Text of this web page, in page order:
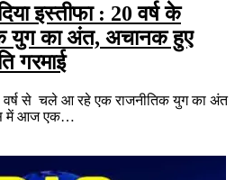
इस्तीफा : 20 वर्ष के
युग का अंत, अचानक हुए
गरमाई
वर्ष से चले आ रहे एक राजनीतिक युग का अंत
में आज एक…